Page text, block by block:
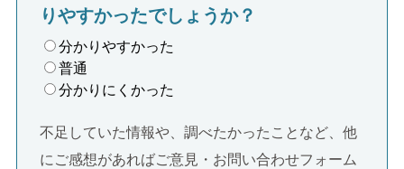
りやすかったでしょうか？
分かりやすかった
普通
分かりにくかった
不足していた情報や、調べたかったことなど、他
にご感想があればご意見・お問い合わせフォーム